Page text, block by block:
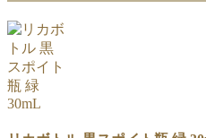
黒スポイト瓶 青 30mL